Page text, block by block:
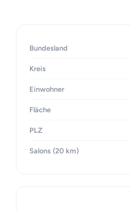
Bundesland
Kreis
Einwohner
Fläche
PLZ
Salons (20 km)